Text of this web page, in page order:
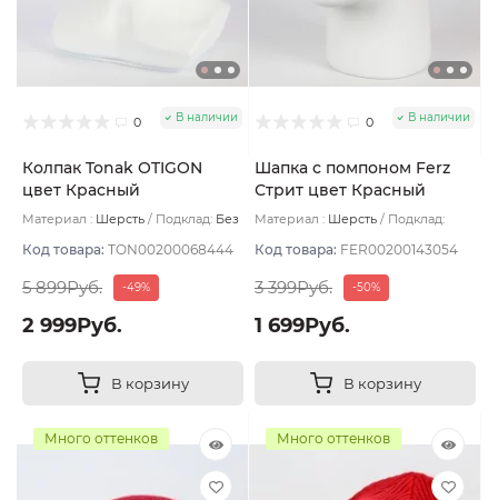
0 В наличии
Колпак Tonak OTIGON
цвет Красный
Материал : Шерсть Подклад: Без
Код товара: TON00200068444
5 899Руб. -49%
2 999Руб.
В корзину
0 В наличии
Шапка с помпоном Ferz
Стрит цвет Красный
Материал : Шерсть
Подклад:
Код товара: FER00200143054
3 399Руб. -50%
1 699Руб.
В корзину
Много оттенков Много оттенков